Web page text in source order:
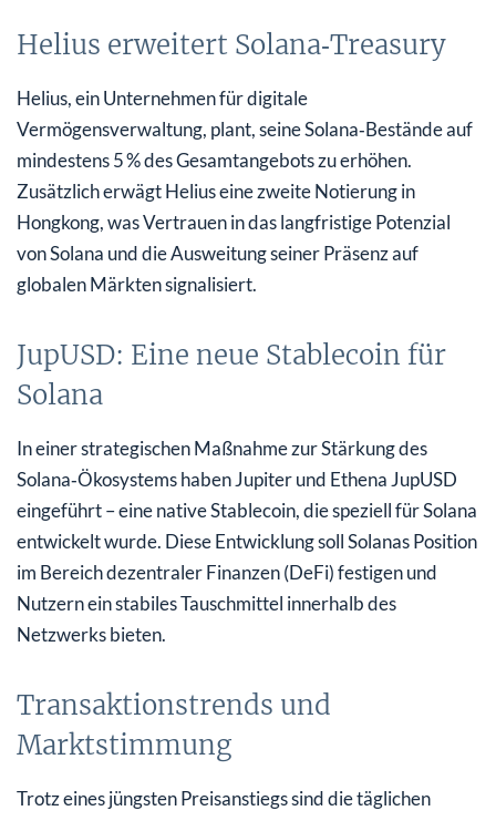
Helius erweitert Solana‑Treasury
Helius, ein Unternehmen für digitale
Vermögensverwaltung, plant, seine Solana‑Bestände auf
mindestens 5 % des Gesamtangebots zu erhöhen.
Zusätzlich erwägt Helius eine zweite Notierung in
Hongkong, was Vertrauen in das langfristige Potenzial
von Solana und die Ausweitung seiner Präsenz auf
globalen Märkten signalisiert.
JupUSD: Eine neue Stablecoin für
Solana
In einer strategischen Maßnahme zur Stärkung des
Solana‑Ökosystems haben Jupiter und Ethena JupUSD
eingeführt – eine native Stablecoin, die speziell für Solana
entwickelt wurde. Diese Entwicklung soll Solanas Position
im Bereich dezentraler Finanzen (DeFi) festigen und
Nutzern ein stabiles Tauschmittel innerhalb des
Netzwerks bieten.
Transaktionstrends und
Marktstimmung
Trotz eines jüngsten Preisanstiegs sind die täglichen